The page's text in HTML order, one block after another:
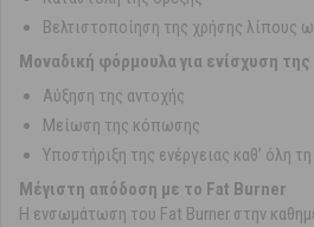
Βελτιστοποίηση της χρήσης λίπους
Μοναδική φόρμουλα για ενίσχυση της
Αύξηση της αντοχής
Μείωση της κόπωσης
Υποστήριξη της ενέργειας καθ’ όλη
Μέγιστη απόδοση με το Fat Burner
Η ενσωμάτωση του Fat Burner στην